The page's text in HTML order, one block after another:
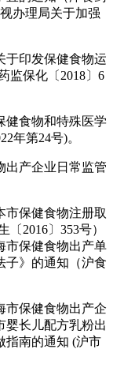
办理局关于加强
印发保健食物运
监保化〔2018〕6
食物和特殊医学
年第24号)。
产企业日常监管
保健食物注册取
2016〕353号）
市保健食物出产单
子》的通知（沪食
保健食物出产企
婴长儿配方乳粉出
指南的通知 (沪市